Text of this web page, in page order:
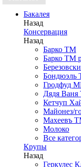
Бакалея
Назад
Консервация
Назад
Барко ТМ
Барко ТМ
Бондюэль
Гродфуд
Дядя
Кетчуп
Майонез/
Махеевъ
Молоко
Все
Крупы
Назад
Геркулес